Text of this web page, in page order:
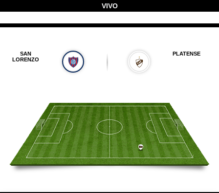
VIVO
SAN
LORENZO
PLATENSE